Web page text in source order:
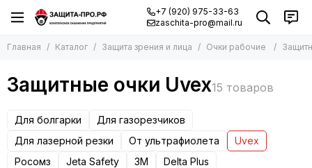
+7 (920) 975-33-63
zaschita-pro@mail.ru
Главная Каталог Защита зрения и лица Очки рабочие
Защитные очки Uvex
Для болгарки
Для газорезчиков
Для лазерной резки
От ультрафиолета
Uvex
Росомз
Jeta Safety 3М
Delta Plus